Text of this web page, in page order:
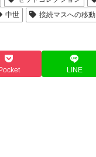
中世 接続マスへの移動
Pocket LINE